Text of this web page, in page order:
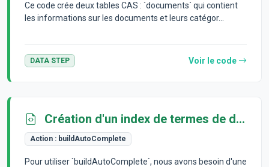
Ce code crée deux tables CAS : `documents` qui contient
les informations sur les documents et leurs catégor...
DATA STEP Voir le code
Création d'un index de termes de démonstration
Action : buildAutoComplete
Pour utiliser `buildAutoComplete`, nous avons besoin d'une